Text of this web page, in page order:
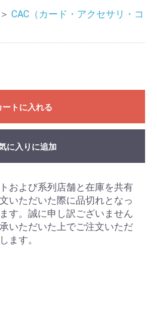
＞ CAC（カード・アクセサリ・コ
ートに入れる
に入りに追加
および系列店舗と在庫を共有
いただいた際に品切れとなっ
す。誠に申し訳ございません
いただいた上でご注文いただ
ます。